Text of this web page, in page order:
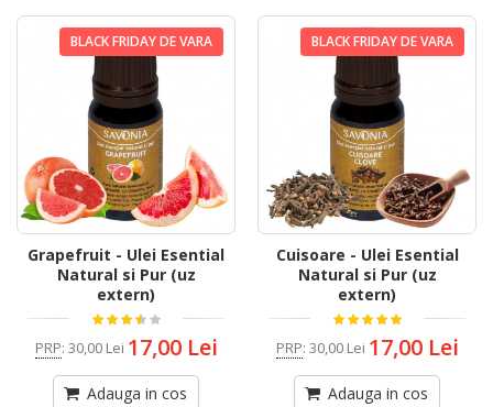
BLACK FRIDAY DE VARA
Grapefruit - Ulei Esential
Natural si Pur (uz
extern)
PRP: 30,00 Lei 17,00 Lei
Adauga in cos
BLACK FRIDAY DE VARA
Cuisoare - Ulei Esential
Natural si Pur (uz
extern)
PRP: 30,00 Lei 17,00 Lei
Adauga in cos